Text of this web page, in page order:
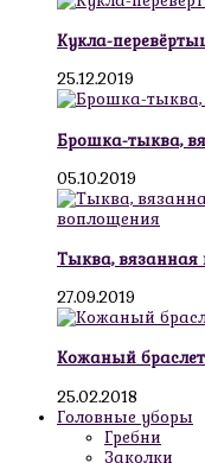
Кукла-
25.12.2019
Брошка-тыква,
05.10.2019
Тыква,
27.09.2019
Кожаный
25.02.2018
Головные уборы
Гребни
Заколки